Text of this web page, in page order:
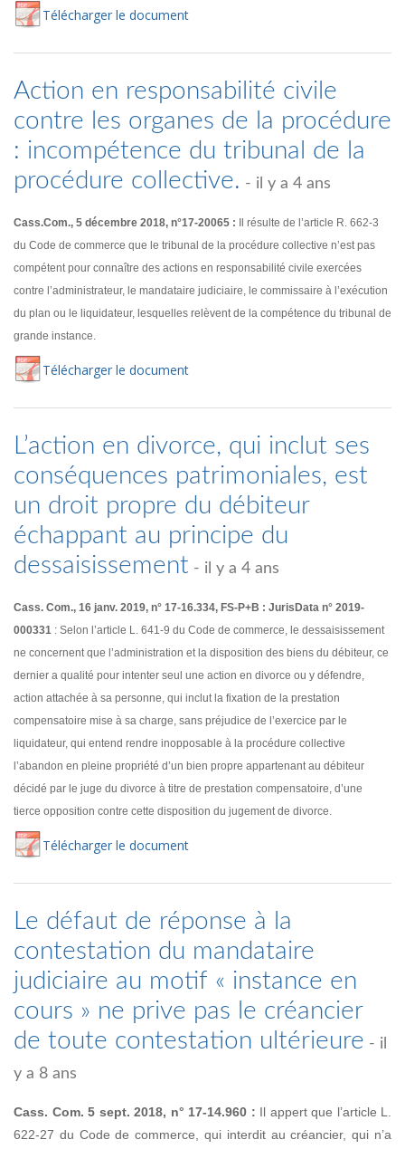
Télécharger le document
Action en responsabilité civile
contre les organes de la procédure
: incompétence du tribunal de la
procédure collective. - il y a 4 ans
Cass.Com., 5 décembre 2018, n°17-20065 :
Il résulte de l’article R. 662-3
du Code de commerce que le tribunal de la procédure collective n’est pas
compétent pour connaître des actions en responsabilité civile exercées
contre l’administrateur, le mandataire judiciaire, le commissaire à l’exécution
du plan ou le liquidateur, lesquelles relèvent de la compétence du tribunal de
grande instance.
Télécharger le document
L’action en divorce, qui inclut ses
conséquences patrimoniales, est
un droit propre du débiteur
échappant au principe du
dessaisissement - il y a 4 ans
Cass. Com., 16 janv. 2019, n° 17-16.334, FS-P+B : JurisData n° 2019-
000331 : Selon l’article L. 641-9 du Code de commerce, le dessaisissement
ne concernent que l’administration et la disposition des biens du débiteur, ce
dernier a qualité pour intenter seul une action en divorce ou y défendre,
action attachée à sa personne, qui inclut la fixation de la prestation
compensatoire mise à sa charge, sans préjudice de l’exercice par le
liquidateur, qui entend rendre inopposable à la procédure collective
l’abandon en pleine propriété d’un bien propre appartenant au débiteur
décidé par le juge du divorce à titre de prestation compensatoire, d’une
tierce opposition contre cette disposition du jugement de divorce.
Télécharger le document
Le défaut de réponse à la
contestation du mandataire
judiciaire au motif « instance en
cours » ne prive pas le créancier
de toute contestation ultérieure - il
y a 8 ans
Cass. Com. 5 sept. 2018, n° 17-14.960 : Il appert que l’article L.
622-27 du Code de commerce, qui interdit au créancier, qui n’a